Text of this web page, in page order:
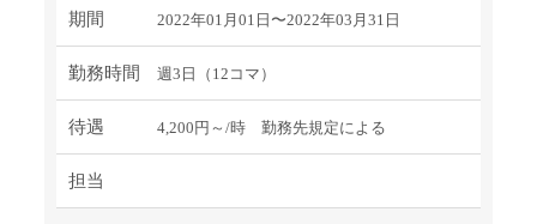
期間 2022年01月01日〜2022年03月31日
勤務時間 週3日（12コマ）
待遇 4,200円～/時 勤務先規定による
担当